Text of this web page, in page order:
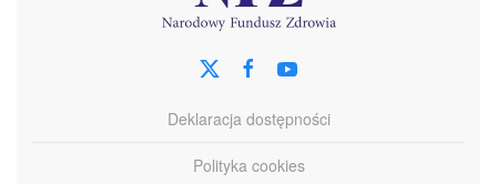
Deklaracja dostępności
Polityka cookies